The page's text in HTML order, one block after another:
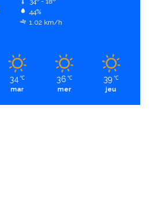
44%
1.02 km/h
34 ℃
mar
36 ℃
mer
39 ℃
jeu